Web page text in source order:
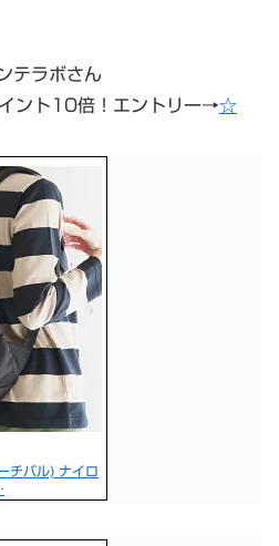
テラボさん
ント10倍！エントリー→☆
チバル) ナイロ